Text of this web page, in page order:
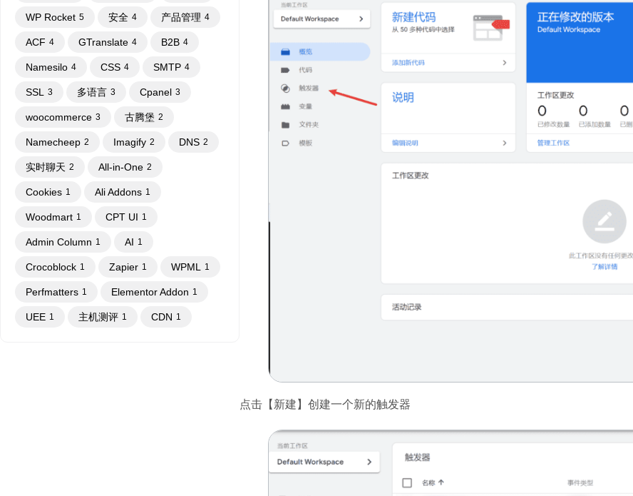
WP Rocket 5 安全 4 产品管理 4
ACF 4 GTranslate 4 B2B 4
Namesilo 4 CSS 4 SMTP 4
SSL 3 多语言 3 Cpanel 3
woocommerce 3 古腾堡 2
Namecheep 2 Imagify 2 DNS 2
实时聊天 2 All-in-One 2
Cookies 1 Ali Addons 1
Woodmart 1 CPT UI 1
Admin Column 1 AI 1
Crocoblock 1 Zapier 1 WPML 1
Perfmatters 1 Elementor Addon 1
UEE 1 主机测评 1 CDN 1
点击【新建】创建一个新的触发器